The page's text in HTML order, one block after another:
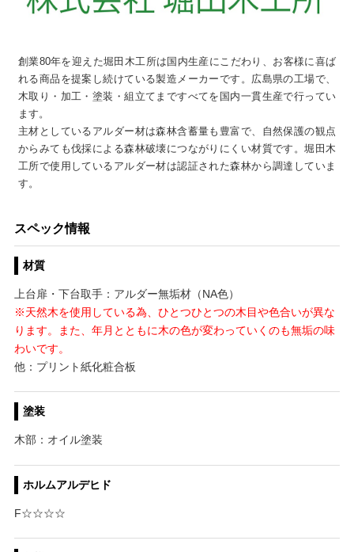
創業80年を迎えた堀田木工所は国内生産にこだわり、お客様に喜ば
れる商品を提案し続けている製造メーカーです。広島県の工場で、
木取り・加工・塗装・組立てまですべてを国内一貫生産で行ってい
ます。
主材としているアルダー材は森林含蓄量も豊富で、自然保護の観点
からみても伐採による森林破壊につながりにくい材質です。堀田木
工所で使用しているアルダー材は認証された森林から調達していま
す。
スペック情報
材質
上台扉・下台取手：アルダー無垢材（NA色）
※天然木を使用している為、ひとつひとつの木目や色合いが異な
ります。また、年月とともに木の色が変わっていくのも無垢の味
わいです。
他：プリント紙化粧合板
塗装
木部：オイル塗装
ホルムアルデヒド
F☆☆☆☆